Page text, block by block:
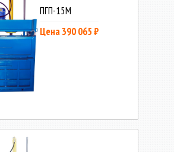
ПГП-15М
Цена 390 065 ₽